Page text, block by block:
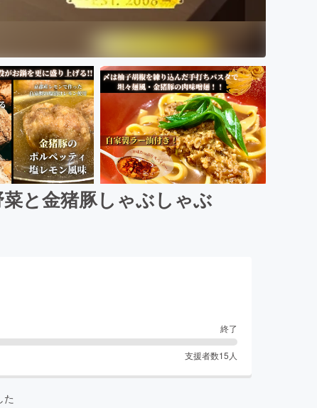
と金猪豚しゃぶしゃぶ
終了
支援者数15 人
た